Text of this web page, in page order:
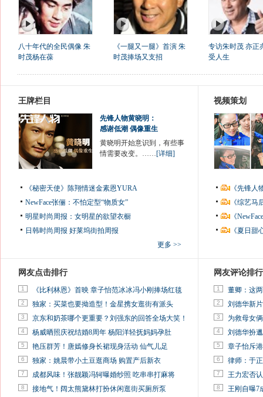
八十年代的全民偶像 朱
时茂杨在葆
《一腿又一腿》首演 朱
时茂捧场又支招
专访朱时茂 亦正
受人生
王牌栏目
先锋人物黄晓明：
感谢低潮 偶像重生
黄晓明开始意识到，有些事
情需要改变。……[详细]
《秘密天使》陈翔情迷金素恩YURA
NewFace张俪：不怕定型“物质女”
明星时尚周报：女明星的欲望衣橱
日韩时尚周报 好莱坞街拍周报
更多 >>
视频策划
《先锋
《综艺
《
《夏日
网友点击排行
1 《比利林恩》首映 章子怡范冰冰冯小刚捧场红毯
2 独家：买菜也要拗造型！金星携女逛街有派头
3 京东和奶茶哪个更重要？刘强东的回答全场大笑！
4 杨威晒照庆祝结婚8周年 杨阳洋轻抚妈妈孕肚
5 艳压群芳！唐嫣修身长裙现身活动 仙气儿足
6 独家：姚晨带小土豆逛商场 购置产后新衣
7 成都风味！张靓颖冯轲曝婚纱照 吃串串打麻将
8 接地气！阔太熊黛林打扮休闲逛街买厕所泵
网友评论排行
1 董卿：这
2 刘德华新
3 为救母女
4 刘德华扮
5 章子怡斥
6 律师：于
7 王力宏否
8 王刚自曝7